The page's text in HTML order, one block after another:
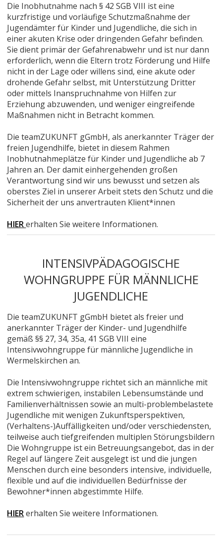
Die Inobhutnahme nach § 42 SGB VIII ist eine
kurzfristige und vorläufige Schutzmaßnahme der
Jugendämter für Kinder und Jugendliche, die sich in
einer akuten Krise oder dringenden Gefahr befinden.
Sie dient primär der Gefahrenabwehr und ist nur dann
erforderlich, wenn die Eltern trotz Förderung und Hilfe
nicht in der Lage oder willens sind, eine akute oder
drohende Gefahr selbst, mit Unterstützung Dritter
oder mittels Inanspruchnahme von Hilfen zur
Erziehung abzuwenden, und weniger eingreifende
Maßnahmen nicht in Betracht kommen.
Die teamZUKUNFT gGmbH, als anerkannter Träger der
freien Jugendhilfe, bietet in diesem Rahmen
Inobhutnahmeplätze für Kinder und Jugendliche ab 7
Jahren an. Der damit einhergehenden großen
Verantwortung sind wir uns bewusst und setzen als
oberstes Ziel in unserer Arbeit stets den Schutz und die
Sicherheit der uns anvertrauten Klient*innen
HIERerhalten Sie weitere Informationen.
INTENSIVPÄDAGOGISCHE
WOHNGRUPPE FÜR MÄNNLICHE
JUGENDLICHE
Die teamZUKUNFT gGmbH bietet als freier und
anerkannter Träger der Kinder- und Jugendhilfe
gemäß §§ 27, 34, 35a, 41 SGB VIII eine
Intensivwohngruppe für männliche Jugendliche in
Wermelskirchen an.
Die Intensivwohngruppe richtet sich an männliche mit
extrem schwierigen, instabilen Lebensumstände und
Familienverhältnissen sowie an multi-problembelastete
Jugendliche mit wenigen Zukunftsperspektiven,
(Verhaltens-)Auffälligkeiten und/oder verschiedensten,
teilweise auch tiefgreifenden multiplen Störungsbildern
Die Wohngruppe ist ein Betreuungsangebot, das in der
Regel auf längere Zeit ausgelegt ist und die jungen
Menschen durch eine besonders intensive, individuelle,
flexible und auf die individuellen Bedürfnisse der
Bewohner*innen abgestimmte Hilfe.
HIERerhalten Sie weitere Informationen.